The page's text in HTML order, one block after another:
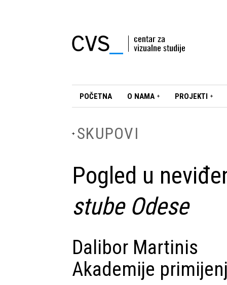
POČETNA O NAMA PROJEKTI
SKUPOVI
Pogled u
stube Odese
Dalibor Martinis
Akademije